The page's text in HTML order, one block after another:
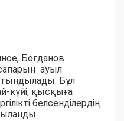
Богданов
ауыл
Бұл
күйі, қысқыға
белсенділердің